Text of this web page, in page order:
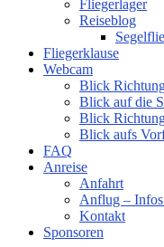
Fliegerlager
Reiseblog
Fliegerklause
Webcam
Blick
Blick auf die
Blick
Blick aufs
FAQ
Anreise
Anfahrt
Anflug –
Kontakt
Sponsoren